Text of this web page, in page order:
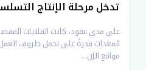
تدخل مرحلة الإنتاج
على مدى عقود، كانت القلابات
المعدات قدرةً على تحمل ظروف
مواقع الإن...